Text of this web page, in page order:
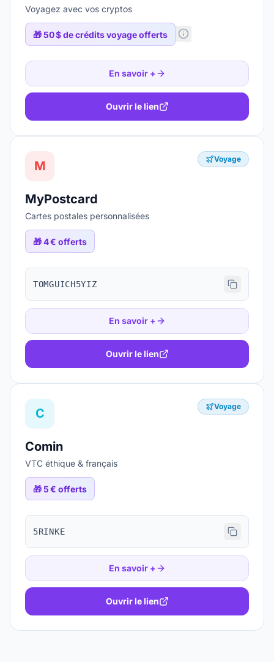
Voyagez avec vos cryptos
🎁50 $ de crédits voyage offerts
En savoir +
Ouvrir le lien
M Voyage
MyPostcard
Cartes postales personnalisées
🎁4 € offerts
TOMGUICH5YIZ
En savoir +
Ouvrir le lien
C Voyage
Comin
VTC éthique & français
🎁5 € offerts
5RINKE
En savoir +
Ouvrir le lien